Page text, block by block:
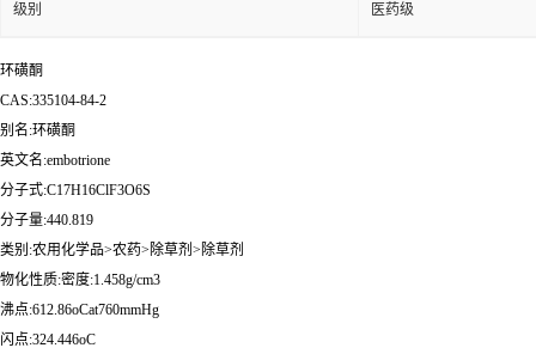
级别 医药级
环磺酮
CAS:335104-84-2
别名:环磺酮
英文名:embotrione
分子式:C17H16ClF3O6S
分子量:440.819
类别:农用化学品>农药>除草剂>除草剂
物化性质:密度:1.458g/cm3
沸点:612.86oCat760mmHg
闪点:324.446oC